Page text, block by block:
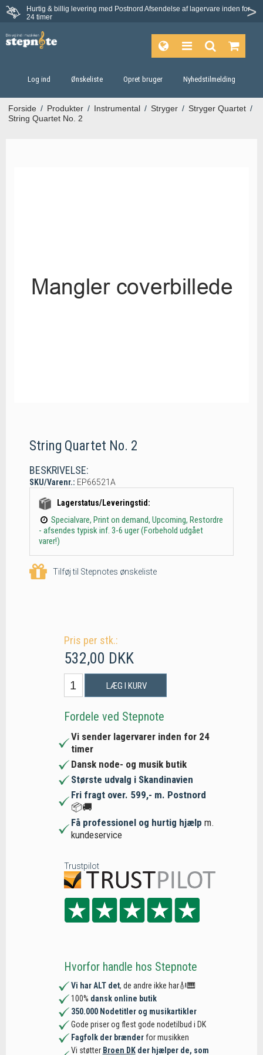
Hurtig & billig levering med Postnord Afsendelse af lagervare inden for
24 timer
Log ind Ønskeliste Opret bruger Nyhedstilmelding
Forside / Produkter / Instrumental / Stryger / Stryger Quartet /
String Quartet No. 2
String Quartet No. 2
BESKRIVELSE:
SKU/Varenr.: EP66521A
Lagerstatus/Leveringstid:
Specialvare, Print on demand, Upcoming, Restordre
- afsendes typisk inf. 3-6 uger (Forbehold udgået
varer!)
Tilføj til Stepnotes ønskeliste
Pris per stk.:
532,00 DKK
LÆG I KURV
Fordele ved Stepnote
Vi sender lagervarer inden for 24
timer
Dansk node- og musik butik
Største udvalg i Skandinavien
Fri fragt over. 599,- m. Postnord
📦🚚
Få professionel og hurtig hjælp m.
kundeservice
Trustpilot
Hvorfor handle hos Stepnote
Vi har ALT det, de andre ikke har🎻🎹
100% dansk online butik
350.000 Nodetitler og musikartikler
Gode priser og flest gode nodetilbud i DK
Fagfolk der brænderfor musikken
Vi støtter Broen DKder hjælper de, som